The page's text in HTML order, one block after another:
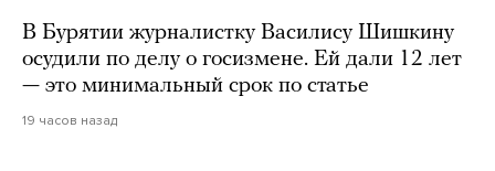
В Бурятии журналистку Василису Шишкину
осудили по делу о госизмене. Ей дали 12 лет
— это минимальный срок по статье
19 часов назад